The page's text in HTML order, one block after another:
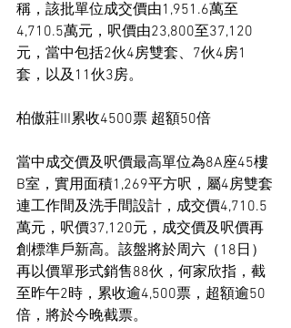
稱，該批單位成交價由1,951.6萬至
4,710.5萬元，呎價由23,800至37,120
元，當中包括2伙4房雙套、7伙4房1
套，以及11伙3房。
柏傲莊III累收4500票 超額50倍
當中成交價及呎價最高單位為8A座45樓
B室，實用面積1,269平方呎，屬4房雙套
連工作間及洗手間設計，成交價4,710.5
萬元，呎價37,120元，成交價及呎價再
創標準戶新高。該盤將於周六（18日）
再以價單形式銷售88伙，何家欣指，截
至昨午2時，累收逾4,500票，超額逾50
倍，將於今晚截票。